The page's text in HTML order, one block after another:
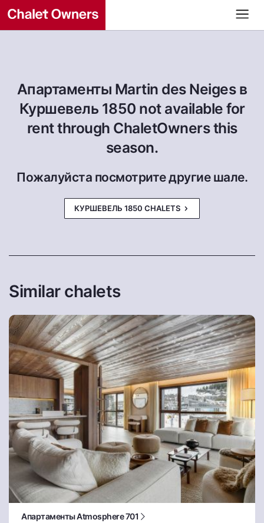
Апартаменты Martin des Neiges в
Куршевель 1850 not available for
rent through ChaletOwners this
season.
Пожалуйста посмотрите другие шале.
КУРШЕВЕЛЬ 1850 CHALETS
Similar chalets
Апартаменты Atmosphere 701